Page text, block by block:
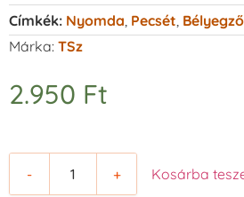
Címkék: Nyomda Pecsét Bélyegző
Márka: TSz
2.950 Ft
- + Kosárba